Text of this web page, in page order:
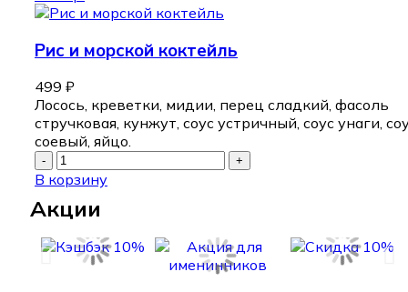
Рис и морской коктейль
499 ₽
Лосось, креветки, мидии, перец сладкий, фасоль
стручковая, кунжут, соус устричный, соус унаги,
соевый, яйцо.
В корзину
Акции